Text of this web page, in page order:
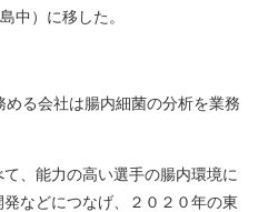
中）に移した。
る会社は腸内細菌の分析を業務
て、能力の高い選手の腸内環境に
発などにつなげ、２０２０年の東